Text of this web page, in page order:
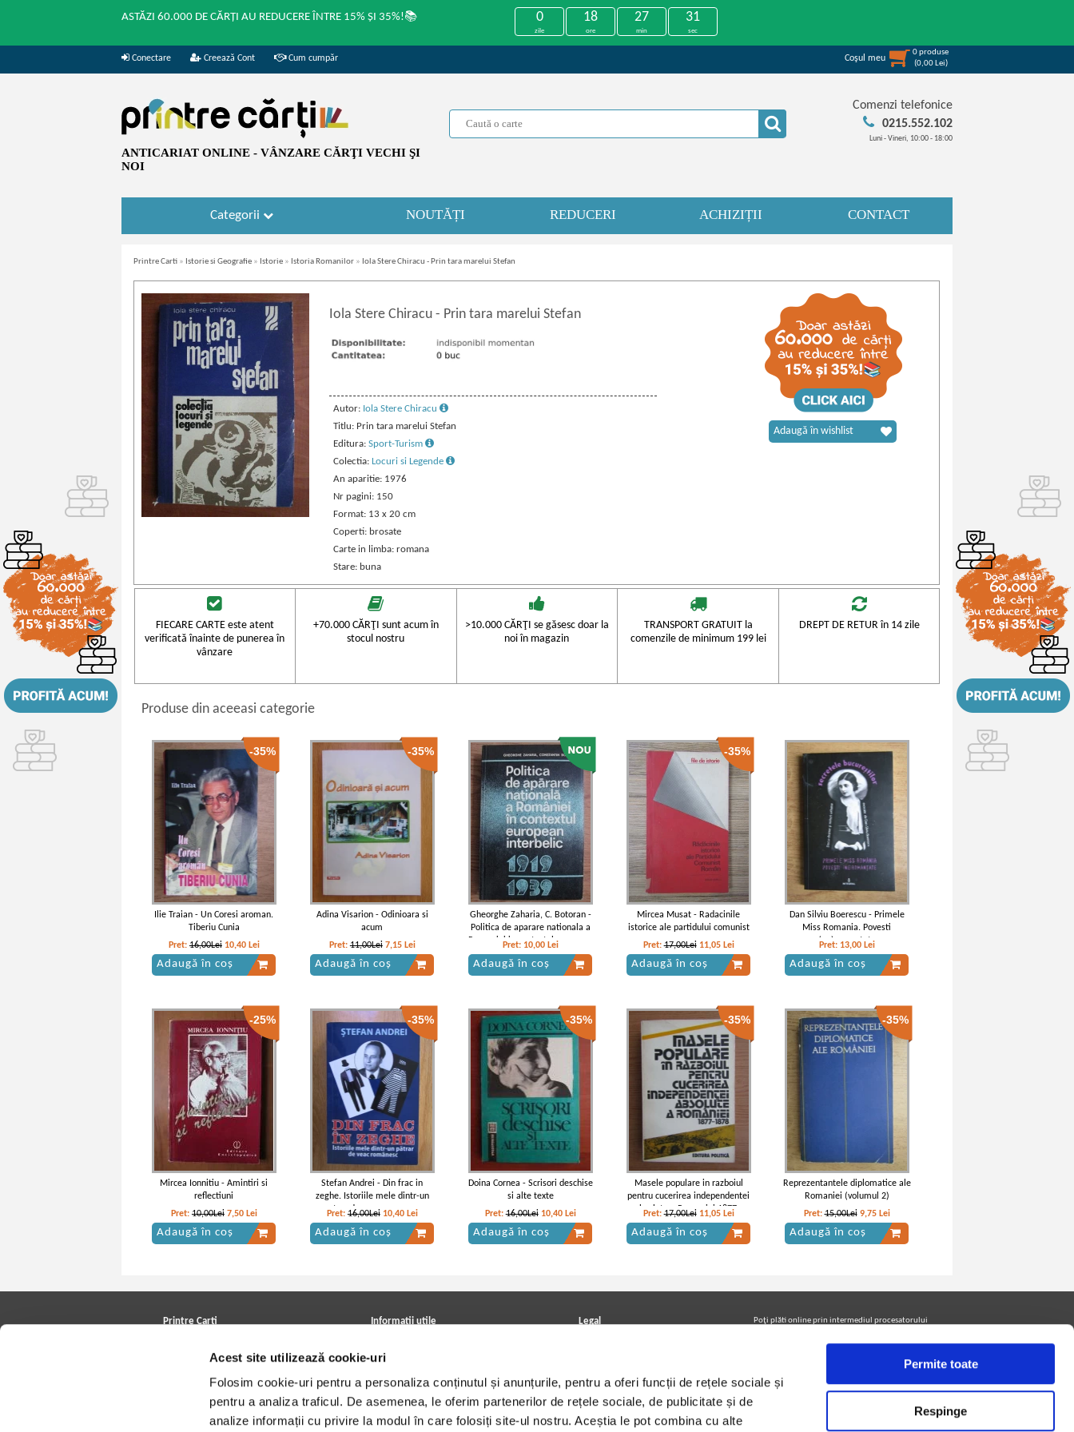
Acest site utilizează cookie-uri
Folosim cookie-uri pentru a personaliza conținutul și anunțurile, pentru a oferi funcții de rețele sociale și
pentru a analiza traficul. De asemenea, le oferim partenerilor de rețele sociale, de publicitate și de
analize informații cu privire la modul în care folosiți site-ul nostru. Aceștia le pot combina cu alte
Permite toate
Respinge
ASTĂZI 60.000 DE CĂRȚI AU REDUCERE ÎNTRE 15% ȘI 35%!📚 0
zile
18
ore
27
min
31
sec
Conectare Creează Cont Cum cumpăr Coşul meu
0produse
(0,00 Lei)
ANTICARIAT ONLINE - VÂNZARE CĂRŢI VECHI ŞI
NOI
Comenzi telefonice
0215.552.102
Luni - Vineri, 10:00 - 18:00
Categorii NOUTĂȚI REDUCERI ACHIZIȚII CONTACT
Printre Carti » Istorie si Geografie » Istorie » Istoria Romanilor » Iola Stere Chiracu - Prin tara marelui Stefan
Iola Stere Chiracu - Prin tara marelui Stefan
Autor: Iola Stere Chiracu
Titlu: Prin tara marelui Stefan
Editura: Sport-Turism
Colectia: Locuri si Legende
An aparitie: 1976
Nr pagini: 150
Format: 13 x 20 cm
Coperti: brosate
Carte in limba: romana
Stare: buna
Adaugă în wishlist
FIECARE CARTE este atent
verificată înainte de punerea în
vânzare
+70.000 CĂRŢI sunt acum în
stocul nostru
>10.000 CĂRŢI se găsesc doar la
noi în magazin
TRANSPORT GRATUIT la
comenzile de minimum 199 lei
DREPT DE RETUR în 14 zile
Produse din aceeasi categorie
-35%
Ilie Traian - Un Coresi aroman.
Tiberiu Cunia
Pret: 16,00Lei 10,40 Lei
Adaugă în coș
-35%
Adina Visarion - Odinioara si
acum
Pret:11,00Lei 7,15 Lei
Adaugă în coș
Gheorghe Zaharia, C. Botoran -
Politica de aparare nationala a
Romaniei in contextul european
interbelic
Pret: 10,00 Lei
Adaugă în coș
-35%
Mircea Musat - Radacinile
istorice ale partidului comunist
roman
Pret:17,00Lei 11,05 Lei
Adaugă în coș
Dan Silviu Boerescu - Primele
Miss Romania. Povesti
(ne)romantate
Pret: 13,00 Lei
Adaugă în coș
-25%
Mircea Ionnitiu - Amintiri si
reflectiuni
Pret: 10,00Lei 7,50 Lei
Adaugă în coș
-35%
Stefan Andrei - Din frac in
zeghe. Istoriile mele dintr-un
patrar de veac romanesc
Pret:16,00Lei 10,40 Lei
Adaugă în coș
-35%
Doina Cornea - Scrisori deschise
si alte texte
Pret:16,00Lei 10,40 Lei
Adaugă în coș
-35%
Masele populare in razboiul
pentru cucerirea independentei
absolute a Romaniei 1877 -
1878
Pret:17,00Lei 11,05 Lei
Adaugă în coș
-35%
Reprezentantele diplomatice ale
Romaniei (volumul 2)
Pret:15,00Lei 9,75 Lei
Adaugă în coș
Printre Carti
Cele mai căutate cărți
Blog Printre Carti
Informatii utile
Achizitii viniluri, casete, CD/DVD
Cum cumpar?
Politica de livrare
Retur comenzi
Angajari - Cariere
Legal
Termeni si conditii
Utilizare cookie-uri
Poţi plăti online prin intermediul procesatorului
Urmăreşte-ne pe facebook pentru a fi la curent cu